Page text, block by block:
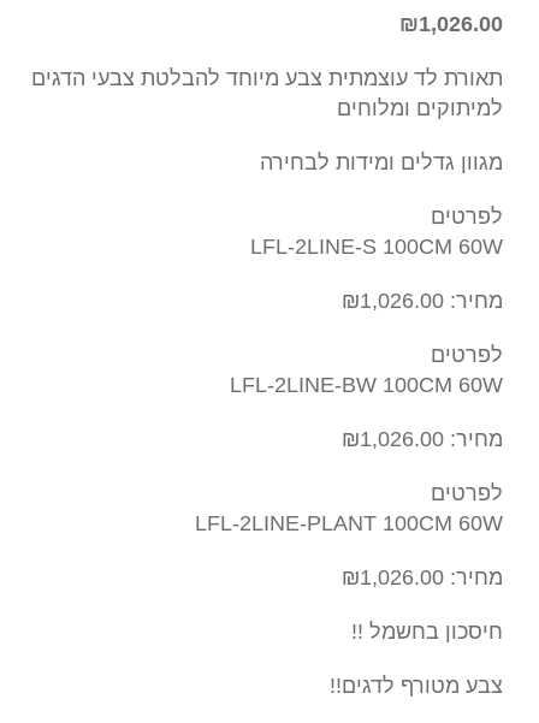
₪1,026.00
תאורת לד עוצמתית צבע מיוחד להבלטת צבעי הדגים
למיתוקים ומלוחים
מגוון גדלים ומידות לבחירה
לפרטים
LFL-2LINE-S 100CM 60W
מחיר: ₪1,026.00
לפרטים
LFL-2LINE-BW 100CM 60W
מחיר: ₪1,026.00
לפרטים
LFL-2LINE-PLANT 100CM 60W
מחיר: ₪1,026.00
חיסכון בחשמל !!
צבע מטורף לדגים!!